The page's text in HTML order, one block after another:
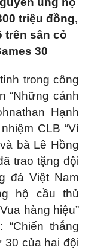
triệu đồng,
trên sân cỏ
30
trong công
“Những cánh
Hạnh
CLB “Vì
bà Lê Hồng
trao tặng đội
đá Việt Nam
hộ cầu thủ
hàng hiệu”
“Chiến thắng
30 của hai đội